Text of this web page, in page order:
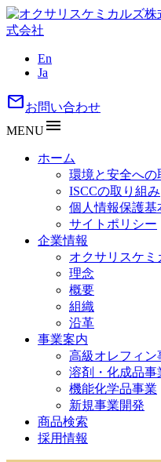
式会社
En
Ja
mailお問い合わせ
MENUmenu
ホーム
環境と安全への
ISCCの取り組み
個人情報保護基
サイトポリシー
企業情報
オクサリスケミ
理念
概要
組織
沿革
事業案内
高級オレフィン
溶剤・化成品事
機能化学品事業
新規事業開発
商品検索
採用情報